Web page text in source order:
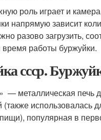
роль играет и
напрямую зависит
разово загрузить,
время работы буржуйки.
ссср.
— металлическая печь
использовалась
популярная в